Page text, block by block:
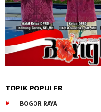
TOPIK POPULER
BOGOR RAYA